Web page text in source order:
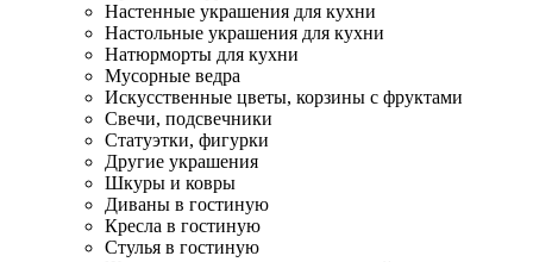
Настенные украшения для кухни
Настольные украшения для кухни
Натюрморты для кухни
Мусорные ведра
Искусственные цветы, корзины с фруктами
Свечи, подсвечники
Статуэтки, фигурки
Другие украшения
Шкуры и ковры
Диваны в гостиную
Кресла в гостиную
Стулья в гостиную